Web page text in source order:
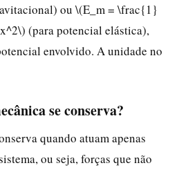
ou \(E_m = \frac{1}
(para potencial elástica),
envolvido. A unidade no
se conserva?
quando atuam apenas
ou seja, forças que não